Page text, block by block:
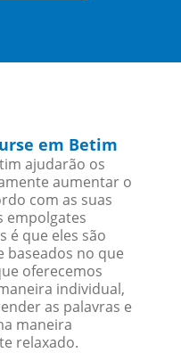
em Betim
ajudarão os
aumentar o
com as suas
empolgates
é que eles são
baseados no que
oferecemos
individual,
as palavras e
maneira
relaxado.